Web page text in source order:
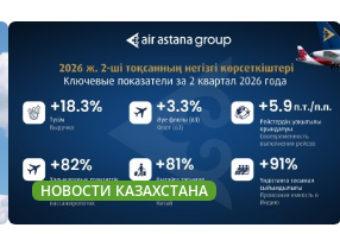
НОВОСТИ КАЗАХСТАНА